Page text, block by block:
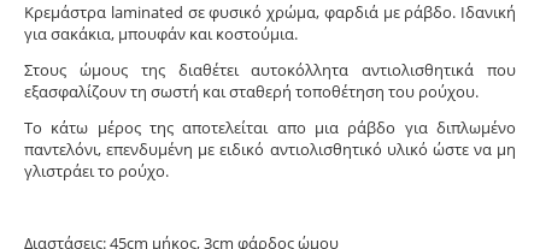
Κρεμάστρα laminated σε φυσικό χρώμα, φαρδιά με ράβδο. Ιδανική
για σακάκια, μπουφάν και κοστούμια.
Στους ώμους της διαθέτει αυτοκόλλητα αντιολισθητικά που
εξασφαλίζουν τη σωστή και σταθερή τοποθέτηση του ρούχου.
Το κάτω μέρος της αποτελείται απο μια ράβδο για διπλωμένο
παντελόνι, επενδυμένη με ειδικό αντιολισθητικό υλικό ώστε να μη
γλιστράει το ρούχο.
Διαστάσεις: 45cm μήκος, 3cm φάρδος ώμου